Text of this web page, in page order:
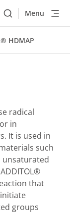
BuscarMenu
HDMAP
radical
in
It is used in
such
unsaturated
that
groups